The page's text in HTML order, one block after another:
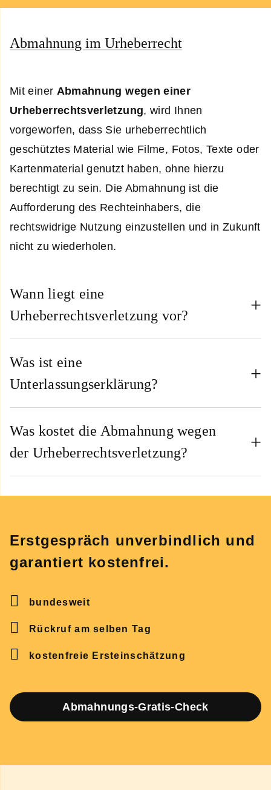
Abmahnung im Urheberrecht
Mit einer Abmahnung wegen einer
Urheberrechtsverletzung, wird Ihnen
vorgeworfen, dass Sie urheberrechtlich
geschütztes Material wie Filme, Fotos, Texte oder
Kartenmaterial genutzt haben, ohne hierzu
berechtigt zu sein. Die Abmahnung ist die
Aufforderung des Rechteinhabers, die
rechtswidrige Nutzung einzustellen und in Zukunft
nicht zu wiederholen.
Wann liegt eine
Urheberrechtsverletzung vor?
Was ist eine
Unterlassungserklärung?
Was kostet die Abmahnung wegen
der Urheberrechtsverletzung?
Erstgespräch unverbindlich und
garantiert kostenfrei.
bundesweit
Rückruf am selben Tag
kostenfreie Ersteinschätzung
Abmahnungs-Gratis-Check